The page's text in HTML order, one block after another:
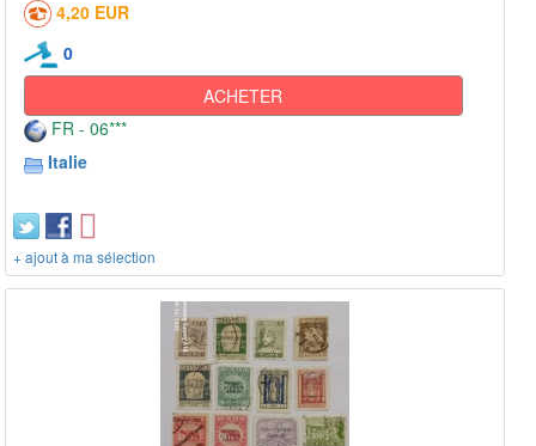
4,20 EUR
0
ACHETER
FR - 06***
Italie
+ ajout à ma sélection